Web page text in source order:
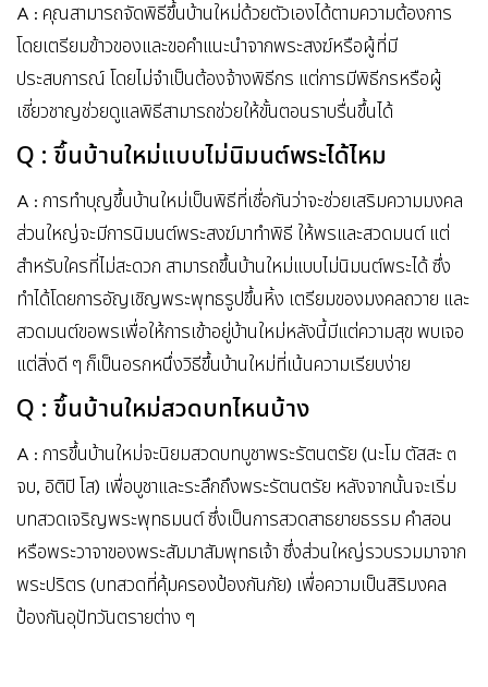
A : คุณสามารถจัดพิธีขึ้นบ้านใหม่ด้วยตัวเองได้ตามความต้องการ
โดยเตรียมข้าวของและขอคำแนะนำจากพระสงฆ์หรือผู้ที่มี
ประสบการณ์ โดยไม่จำเป็นต้องจ้างพิธีกร แต่การมีพิธีกรหรือผู้
เชี่ยวชาญช่วยดูแลพิธีสามารถช่วยให้ขั้นตอนราบรื่นขึ้นได้
Q : ขึ้นบ้านใหม่แบบไม่นิมนต์พระได้ไหม
A : การทำบุญขึ้นบ้านใหม่เป็นพิธีที่เชื่อกันว่าจะช่วยเสริมความมงคล
ส่วนใหญ่จะมีการนิมนต์พระสงฆ์มาทำพิธี ให้พรและสวดมนต์ แต่
สำหรับใครที่ไม่สะดวก สามารถขึ้นบ้านใหม่แบบไม่นิมนต์พระได้ ซึ่ง
ทำได้โดยการอัญเชิญพระพุทธรูปขึ้นหิ้ง เตรียมของมงคลถวาย และ
สวดมนต์ขอพรเพื่อให้การเข้าอยู่บ้านใหม่หลังนี้มีแต่ความสุข พบเจอ
แต่สิ่งดี ๆ ก็เป็นอรกหนึ่งวิธีขึ้นบ้านใหม่ที่เน้นความเรียบง่าย
Q : ขึ้นบ้านใหม่สวดบทไหนบ้าง
A : การขึ้นบ้านใหม่จะนิยมสวดบทบูชาพระรัตนตรัย (นะโม ตัสสะ ๓
จบ, อิติปิ โส) เพื่อบูชาและระลึกถึงพระรัตนตรัย หลังจากนั้นจะเริ่ม
บทสวดเจริญพระพุทธมนต์ ซึ่งเป็นการสวดสาธยายธรรม คำสอน
หรือพระวาจาของพระสัมมาสัมพุทธเจ้า ซึ่งส่วนใหญ่รวบรวมมาจาก
พระปริตร (บทสวดที่คุ้มครองป้องกันภัย) เพื่อความเป็นสิริมงคล
ป้องกันอุปัทวันตรายต่าง ๆ